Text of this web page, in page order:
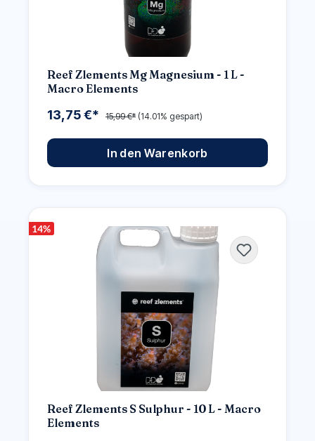
Reef Zlements Mg Magnesium - 1 L -
Macro Elements
13,75 €* 15,99 €* (14.01% gespart)
In den Warenkorb
14%
Reef Zlements S Sulphur - 10 L - Macro
Elements